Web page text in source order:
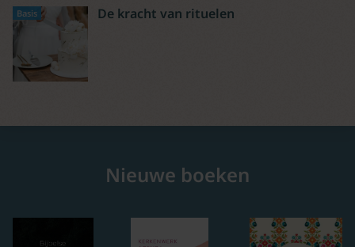
Basis De kracht van rituelen
Nieuwe boeken